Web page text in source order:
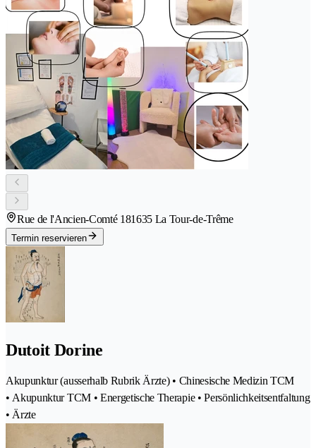
Rue de l'Ancien-Comté 181635 La Tour-de-Trême
Termin reservieren
Dutoit Dorine
Akupunktur (ausserhalb Rubrik Ärzte) • Chinesische Medizin TCM
• Akupunktur TCM • Energetische Therapie • Persönlichkeitsentfaltung
• Ärzte